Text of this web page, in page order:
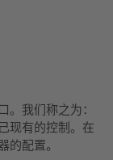
。我们称之为：
现有的控制。在
的配置。